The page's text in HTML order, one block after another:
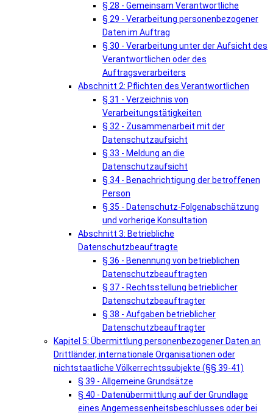
§ 28 - Gemeinsam Verantwortliche
§ 29 - Verarbeitung personenbezogener
Daten im Auftrag
§ 30 - Verarbeitung unter der Aufsicht des
Verantwortlichen oder des
Auftragsverarbeiters
Abschnitt 2: Pflichten des Verantwortlichen
§ 31 - Verzeichnis von
Verarbeitungstätigkeiten
§ 32 - Zusammenarbeit mit der
Datenschutzaufsicht
§ 33 - Meldung an die
Datenschutzaufsicht
§ 34 - Benachrichtigung der betroffenen
Person
§ 35 - Datenschutz-Folgenabschätzung
und vorherige Konsultation
Abschnitt 3: Betriebliche
Datenschutzbeauftragte
§ 36 - Benennung von betrieblichen
Datenschutzbeauftragten
§ 37 - Rechtsstellung betrieblicher
Datenschutzbeauftragter
§ 38 - Aufgaben betrieblicher
Datenschutzbeauftragter
Kapitel 5: Übermittlung personenbezogener Daten an
Drittländer, internationale Organisationen oder
nichtstaatliche Völkerrechtssubjekte (§§ 39-41)
§ 39 - Allgemeine Grundsätze
§ 40 - Datenübermittlung auf der Grundlage
eines Angemessenheitsbeschlusses oder bei